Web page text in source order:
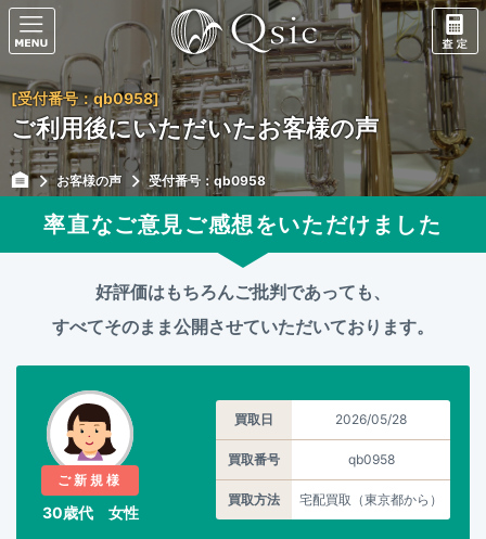
[受付番号：qb0958]
ご利用後にいただいたお客様の声
お客様の声 受付番号：qb0958
率直なご意見ご感想をいただけました
好評価はもちろんご批判であっても、
すべてそのまま公開させていただいております。
ご新規様
30歳代 女性
買取日 2026/05/28
買取番号 qb0958
買取方法 宅配買取（東京都から）